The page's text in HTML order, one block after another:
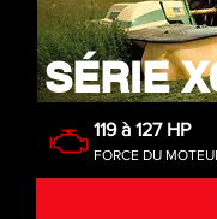
SÉRIE
119 à 127 HP
FORCE DU